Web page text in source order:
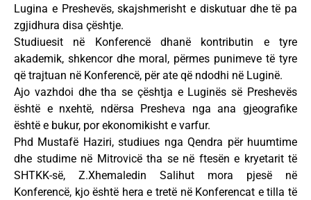
Lugina e Preshevës, skajshmerisht e diskutuar dhe të pa
zgjidhura disa çështje.
Studiuesit në Konferencë dhanë kontributin e tyre
akademik, shkencor dhe moral, përmes punimeve të tyre
që trajtuan në Konferencë, për ate që ndodhi në Luginë.
Ajo vazhdoi dhe tha se çështja e Luginës së Preshevës
është e nxehtë, ndërsa Presheva nga ana gjeografike
është e bukur, por ekonomikisht e varfur.
Phd Mustafë Haziri, studiues nga Qendra për huumtime
dhe studime në Mitrovicë tha se në ftesën e kryetarit të
SHTKK-së, Z.Xhemaledin Salihut mora pjesë në
Konferencë, kjo është hera e tretë në Konferencat e tilla të